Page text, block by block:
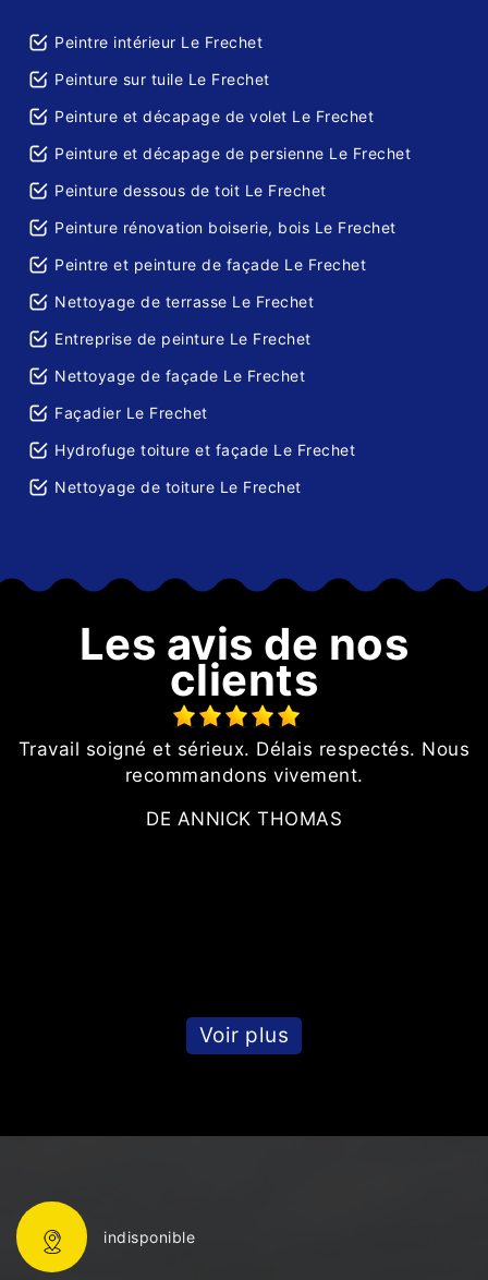
Peintre intérieur Le Frechet
Peinture sur tuile Le Frechet
Peinture et décapage de volet Le Frechet
Peinture et décapage de persienne Le Frechet
Peinture dessous de toit Le Frechet
Peinture rénovation boiserie, bois Le Frechet
Peintre et peinture de façade Le Frechet
Nettoyage de terrasse Le Frechet
Entreprise de peinture Le Frechet
Nettoyage de façade Le Frechet
Façadier Le Frechet
Hydrofuge toiture et façade Le Frechet
Nettoyage de toiture Le Frechet
Les avis de nos
clients
Travail soigné et sérieux. Délais respectés. Nous
recommandons vivement.
DE ANNICK THOMAS
Voir plus
indisponible